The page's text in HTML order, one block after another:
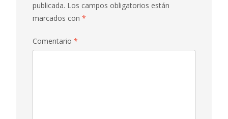
publicada. Los campos obligatorios están
marcados con *
Comentario *